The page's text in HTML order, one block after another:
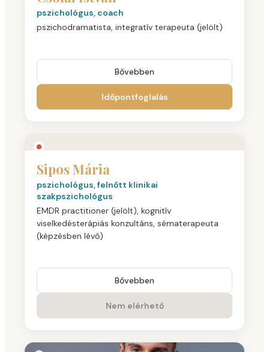
pszichológus, coach
pszichodramatista, integratív terapeuta (jelölt)
Bővebben
Időpontfoglalás
Sipos Mária
pszichológus, felnőtt klinikai
szakpszichológus
EMDR practitioner (jelölt), kognitív
viselkedésterápiás konzultáns, sématerapeuta
(képzésben lévő)
Bővebben
Nem elérhető